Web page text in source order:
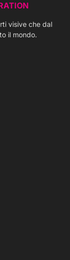
visive che dal
il mondo.